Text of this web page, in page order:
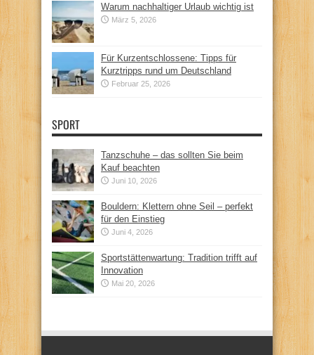
Warum nachhaltiger Urlaub wichtig ist
März 5, 2026
Für Kurzentschlossene: Tipps für
Kurztripps rund um Deutschland
Februar 25, 2026
SPORT
Tanzschuhe – das sollten Sie beim
Kauf beachten
Juni 10, 2026
Bouldern: Klettern ohne Seil – perfekt
für den Einstieg
Juni 4, 2026
Sportstättenwartung: Tradition trifft auf
Innovation
Mai 20, 2026